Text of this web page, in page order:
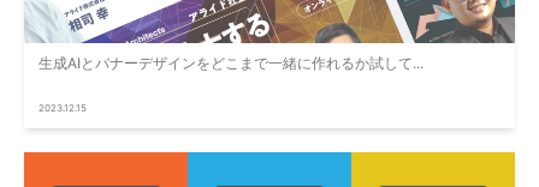
生成AIとバナーデザインをどこまで一緒に作れるか試して...
2023.12.15